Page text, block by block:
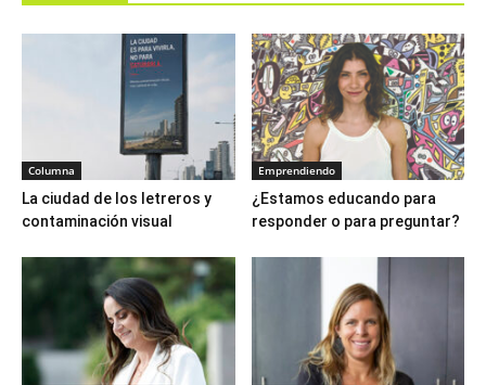
Columna
La ciudad de los letreros y
contaminación visual
Emprendiendo
¿Estamos educando para
responder o para preguntar?